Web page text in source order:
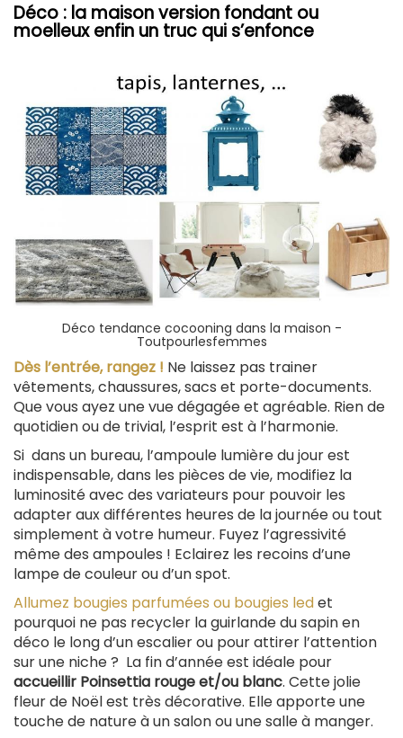
Déco : la maison version fondant ou
moelleux enfin un truc qui s’enfonce
Déco tendance cocooning dans la maison -
Toutpourlesfemmes
Dès l’entrée, rangez ! Ne laissez pas trainer
vêtements, chaussures, sacs et porte-documents.
Que vous ayez une vue dégagée et agréable. Rien de
quotidien ou de trivial, l’esprit est à l’harmonie.
Si dans un bureau, l’ampoule lumière du jour est
indispensable, dans les pièces de vie, modifiez la
luminosité avec des variateurs pour pouvoir les
adapter aux différentes heures de la journée ou tout
simplement à votre humeur. Fuyez l’agressivité
même des ampoules ! Eclairez les recoins d’une
lampe de couleur ou d’un spot.
Allumez bougies parfumées ou bougies ledet
pourquoi ne pas recycler la guirlande du sapin en
déco le long d’un escalier ou pour attirer l’attention
sur une niche ? La fin d’année est idéale pour
accueillir Poinsettia rouge et/ou blanc. Cette jolie
fleur de Noël est très décorative. Elle apporte une
touche de nature à un salon ou une salle à manger.